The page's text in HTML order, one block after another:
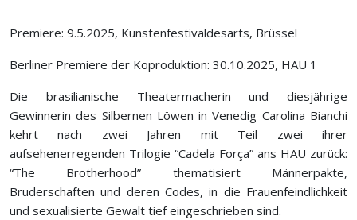
Premiere: 9.5.2025, Kunstenfestivaldesarts, Brüssel
Berliner Premiere der Koproduktion: 30.10.2025, HAU 1
Die brasilianische Theatermacherin und diesjährige
Gewinnerin des Silbernen Löwen in Venedig Carolina Bianchi
kehrt nach zwei Jahren mit Teil zwei ihrer
aufsehenerregenden Trilogie “Cadela Força” ans HAU zurück:
“The Brotherhood” thematisiert Männerpakte,
Bruderschaften und deren Codes, in die Frauenfeindlichkeit
und sexualisierte Gewalt tief eingeschrieben sind.